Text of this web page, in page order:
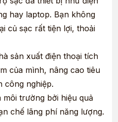
hay laptop. Bạn không
củ sạc rất tiện lợi, thoải
sản xuất điện thoại tích
của mình, nâng cao tiêu
công nghiệp.
môi trường bởi hiệu quả
chế lãng phí năng lượng.